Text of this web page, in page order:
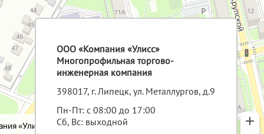
ООО «Компания «Улисс»
Многопрофильная торгово-
инженерная компания
398017, г. Липецк, ул. Металлургов, д.9
Пн-Пт: с 08:00 до 17:00
Сб, Вс: выходной